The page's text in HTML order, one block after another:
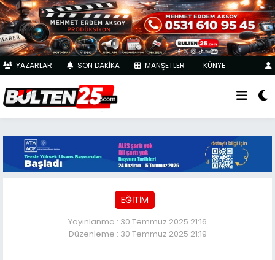
YAZARLAR SON DAKİKA MANŞETLER KÜNYE
EĞİTİM
Yayınlanma : 30 Temmuz 2025 21:16
Düzenleme : 30 Temmuz 2025 21:19